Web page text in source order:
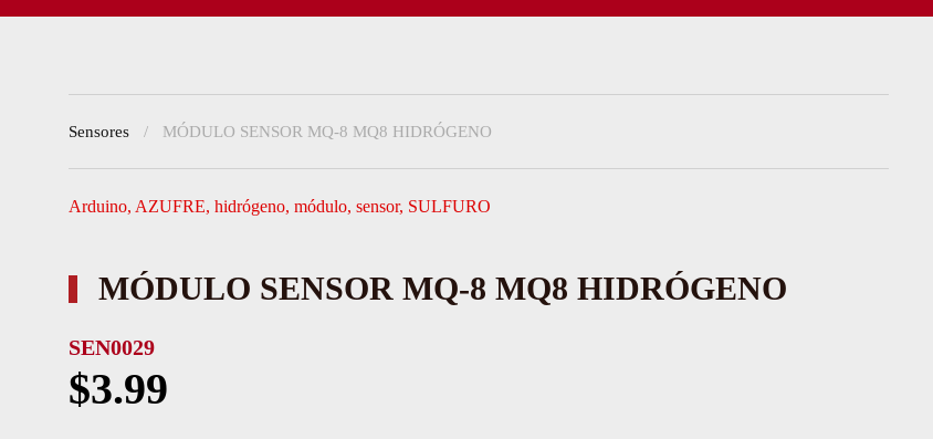
Sensores MÓDULO SENSOR MQ-8 MQ8 HIDRÓGENO
Arduino, AZUFRE, hidrógeno, módulo, sensor, SULFURO
MÓDULO SENSOR MQ-8 MQ8 HIDRÓGENO
SEN0029
$3.99